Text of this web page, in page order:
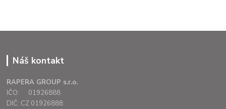
Náš kontakt
RAPERA GROUP s.r.o.
IČO: 01926888
DIČ: CZ 01926888